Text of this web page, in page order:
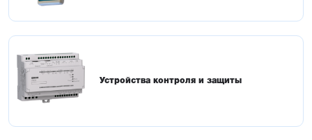
Устройства контроля и защиты